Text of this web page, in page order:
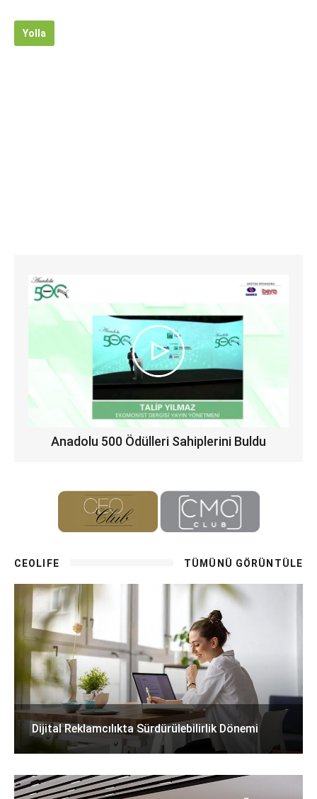
Yolla
Anadolu 500 Ödülleri Sahiplerini Buldu
CEOLIFE TÜMÜNÜ GÖRÜNTÜLE
Dijital Reklamcılıkta Sürdürülebilirlik Dönemi